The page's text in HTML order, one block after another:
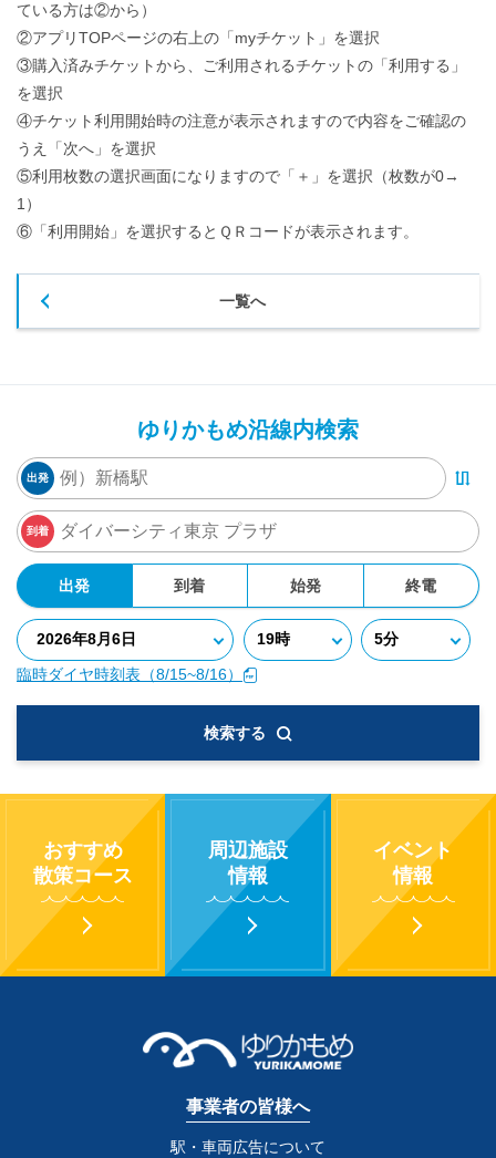
ている方は②から）
②アプリTOPページの右上の「myチケット」を選択
③購入済みチケットから、ご利用されるチケットの「利用する」
を選択
④チケット利用開始時の注意が表示されますので内容をご確認の
うえ「次へ」を選択
⑤利用枚数の選択画面になりますので「＋」を選択（枚数が0→
1）
⑥「利用開始」を選択するとＱＲコードが表示されます。
一覧へ
ゆりかもめ沿線内検索
出発
到着
出発 到着 始発 終電
臨時ダイヤ時刻表（8/15~8/16）
検索する
おすすめ
散策コース
周辺施設
情報
イベント
情報
事業者の皆様へ
駅・車両広告について